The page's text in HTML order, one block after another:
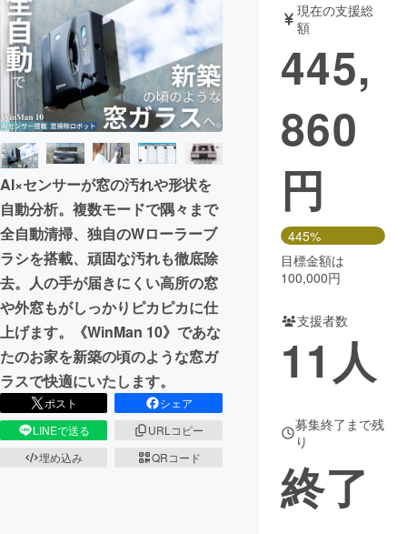
テクノロジー・ガジェット
映像・映画 書籍・雑誌
ビジネス・起業 チャレンジ
まちづくり・地域活性化
CAMPFIRE for Social Good
CAMPFIRE Creation
CAMPFIREふるさと納税machi-ya コミュニティ
AI×センサーが窓の汚れや形状を
自動分析。複数モードで隅々まで
全自動清掃、独自のWローラーブ
ラシを搭載、頑固な汚れも徹底除
去。人の手が届きにくい高所の窓
や外窓もがしっかりピカピカに仕
上げます。《WinMan 10》であな
たのお家を新築の頃のような窓ガ
ラスで快適にいたします。
ポスト
シェア
LINEで送る
URLコピー
埋め込み
QRコード
現在の支援総
額
445,
860
円
445%
目標金額は
100,000円
支援者数
11 人
募集終了まで残
り
終了